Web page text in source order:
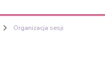
Organizacja sesji